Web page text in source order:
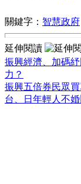
關鍵字： 智慧政府
延伸閱讀
振興經濟、加碼
力？
振興五倍券民眾
台、日年輕人不